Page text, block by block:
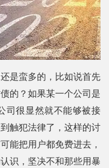
是蛮多的，比如说首先
的？如果某一个公司是
司很显然就不能够被接
触犯法律了，这样的讨
能把用户都免费进去，
识，坚决不和那些用暴